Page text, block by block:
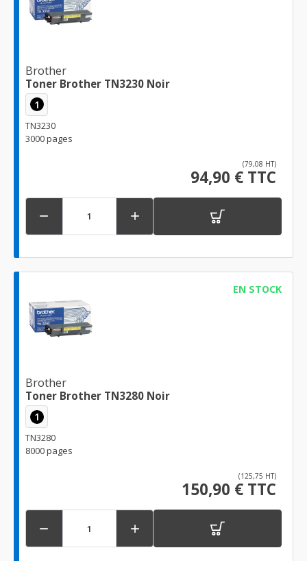
Brother
Toner Brother TN3230 Noir
1
TN3230
3000 pages
(79,08 HT)
94,90 € TTC
 
EN STOCK
Brother
Toner Brother TN3280 Noir
1
TN3280
8000 pages
(125,75 HT)
150,90 € TTC
 